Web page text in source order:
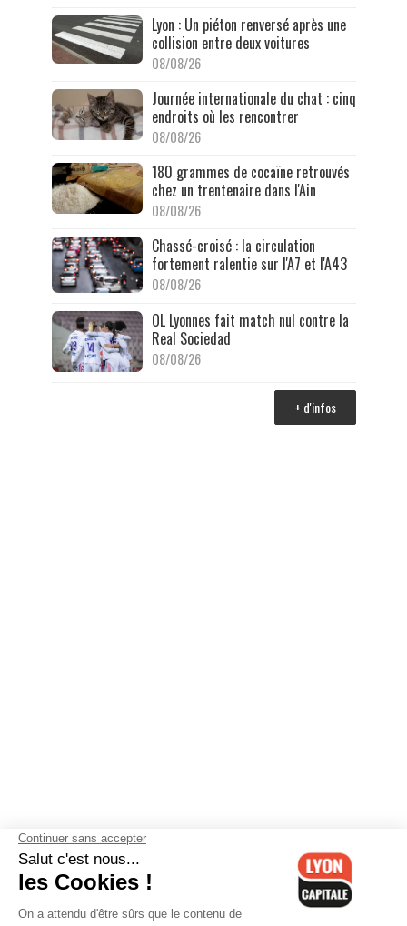
Lyon : Un piéton renversé après une
collision entre deux voitures
08/08/26
Journée internationale du chat : cinq
endroits où les rencontrer
08/08/26
180 grammes de cocaïne retrouvés
chez un trentenaire dans l'Ain
08/08/26
Chassé-croisé : la circulation
fortement ralentie sur l'A7 et l'A43
08/08/26
OL Lyonnes fait match nul contre la
Real Sociedad
08/08/26
+ d'infos